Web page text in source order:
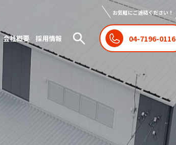
会社概要 採用情報
お気軽にご連絡ください！
04-7196-0116